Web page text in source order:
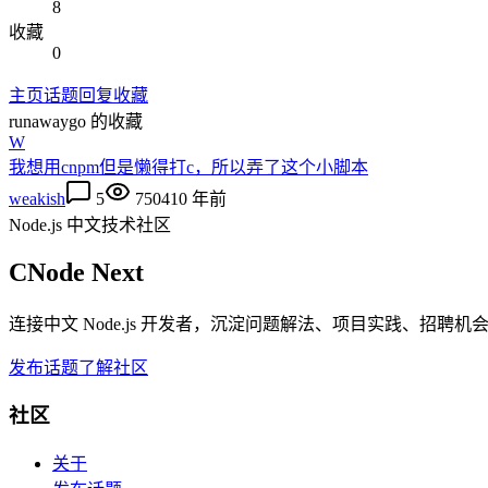
8
收藏
0
主页话题回复收藏
runawaygo 的收藏
W
我想用cnpm但是懒得打c，所以弄了这个小脚本
weakish
5 750410 年前
Node.js 中文技术社区
CNode Next
连接中文 Node.js 开发者，沉淀问题解法、项目实践、招聘机会
发布话题了解社区
社区
关于